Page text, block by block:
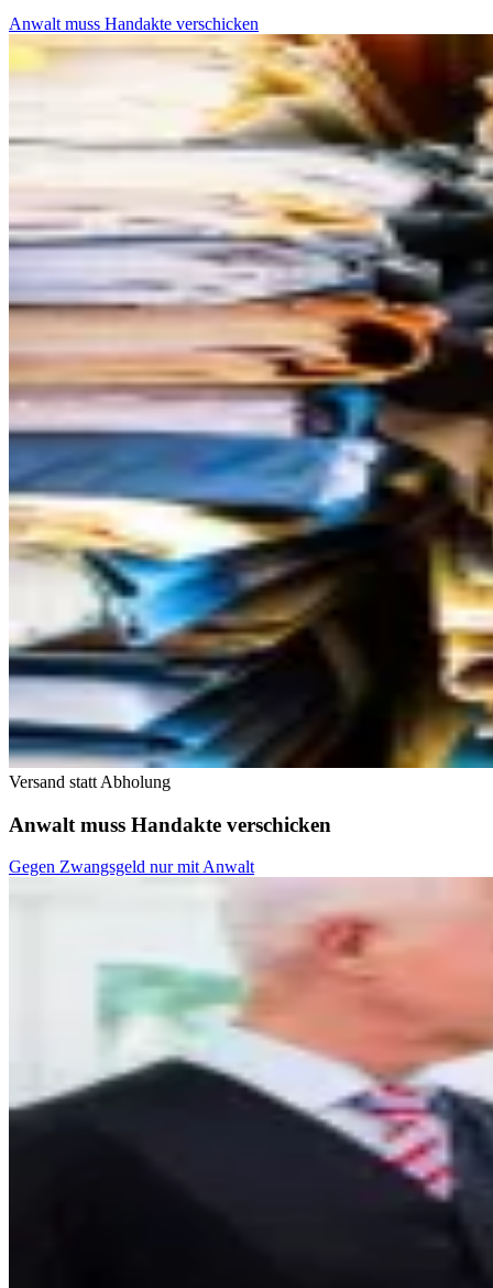
Anwalt muss Handakte verschicken
Versand statt Abholung
Anwalt muss Handakte verschicken
Gegen Zwangsgeld nur mit Anwalt